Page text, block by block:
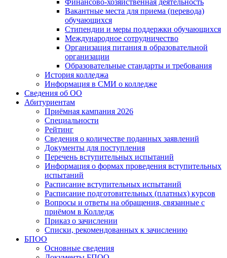
Финансово-хозяйственная деятельность
Вакантные места для приема (перевода)
обучающихся
Стипендии и меры поддержки обучающихся
Международное сотрудничество
Организация питания в образовательной
организации
Образовательные стандарты и требования
История колледжа
Информация в СМИ о колледже
Сведения об ОО
Абитуриентам
Приёмная кампания 2026
Специальности
Рейтинг
Сведения о количестве поданных заявлений
Документы для поступления
Перечень вступительных испытаний
Информация о формах проведения вступительных
испытаний
Расписание вступительных испытаний
Расписание подготовительных (платных) курсов
Вопросы и ответы на обращения, связанные с
приёмом в Колледж
Приказ о зачислении
Списки, рекомендованных к зачислению
БПОО
Основные сведения